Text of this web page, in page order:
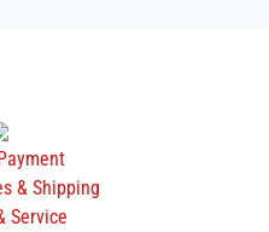
& Shipping
Service